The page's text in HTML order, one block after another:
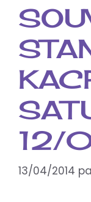
12/
13/04/2014